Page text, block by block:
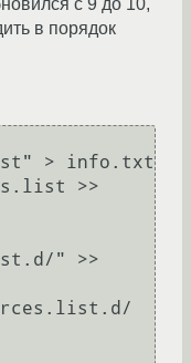
с 9 до 10,
в порядок
> info.txt
>>
" >>